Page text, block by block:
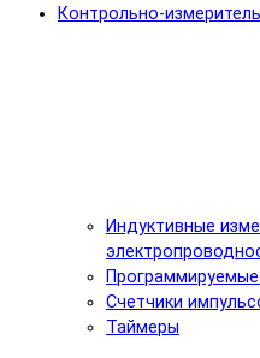
Контрольно-
Индуктивные
Счетчики
Таймеры